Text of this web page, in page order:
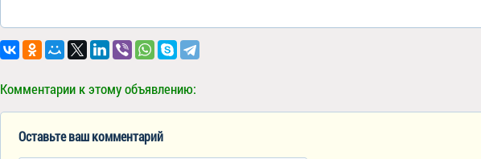
Комментарии к этому объявлению:
Оставьте ваш комментарий